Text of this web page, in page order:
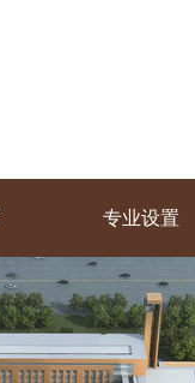
专业设置